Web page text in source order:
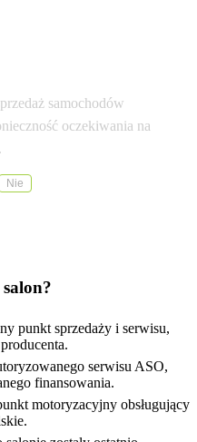
samochodów
oczekiwania na
Nie
punkt sprzedaży i serwisu,
serwisu ASO,
finansowania.
motoryzacyjny obsługujący